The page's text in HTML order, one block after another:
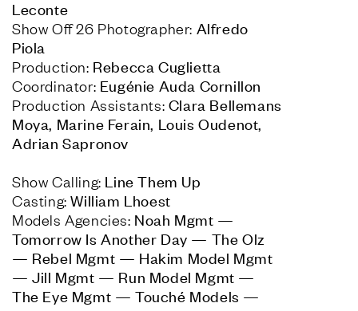
Show Off 26 Photographer: Alfredo
Production:
Coordinator:
Production Assistants: Clara Bellemans
Moya, Marine Ferain, Louis Oudenot,
Adrian Sapronov
Show Calling:
Casting:
Models Agencies: Noah Mgmt —
Tomorrow Is Another Day —
— Rebel Mgmt —
— Jill Mgmt — Run Model Mgmt —
The Eye Mgmt — Touché Models —